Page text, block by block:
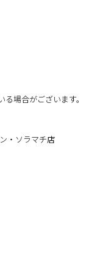
場合がございます。
・ソラマチ店